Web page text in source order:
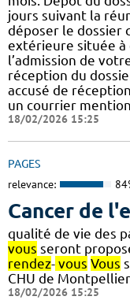
jours suivant la
déposer le dossier
extérieure située
l’admission de
réception du
accusé de
un courrier
18/02/2026 15:25
PAGES
relevance:
Cancer de
qualité de vie des
vous seront
rendez- vous Vous
CHU de
18/02/2026 15:25